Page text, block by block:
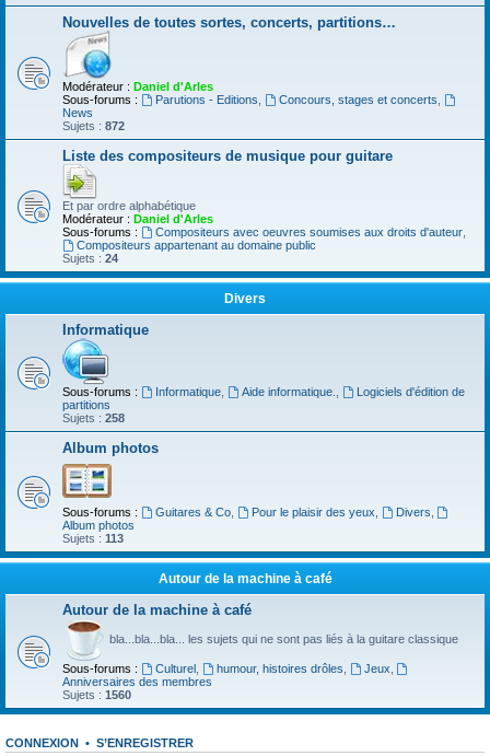
Nouvelles de toutes sortes, concerts, partitions…
Modérateur : Daniel d'Arles
Sous-forums :
Parutions - Editions Concours, stages et concerts
News
Sujets : 872
Liste des compositeurs de musique pour guitare
Et par ordre alphabétique
Modérateur : Daniel d'Arles
Sous-forums :
Compositeurs avec oeuvres soumises aux droits d'auteur,
Compositeurs appartenant au domaine public
Sujets : 24
Divers
Informatique
Sous-forums : Informatique, Aide informatique.
Logiciels d'édition de
partitions
Sujets : 258
Album photos
Sous-forums : Guitares & Co, Pour le plaisir des yeux Divers
Album photos
Sujets : 113
Autour de la machine à café
Autour de la machine à café
bla...bla...bla... les sujets qui ne sont pas liés à la guitare classique
Sous-forums : Culturel, humour, histoires drôles Jeux
Anniversaires des membres
Sujets : 1560
CONNEXION • S’ENREGISTRER